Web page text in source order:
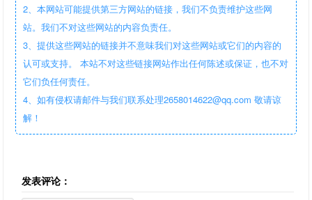
2、本网站可能提供第三方网站的链接，我们不负责维护这些网
站。我们不对这些网站的内容负责任。
3、提供这些网站的链接并不意味我们对这些网站或它们的内容的
认可或支持。 本站不对这些链接网站作出任何陈述或保证，也不对
它们负任何责任。
4、如有侵权请邮件与我们联系处理2658014622@qq.com 敬请谅
解！
发表评论：